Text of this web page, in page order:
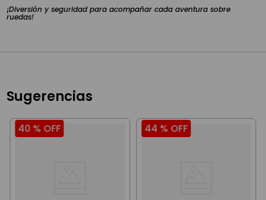
¡Diversión y seguridad para acompañar cada aventura sobre
ruedas!
Sugerencias
40 % OFF 44 % OFF